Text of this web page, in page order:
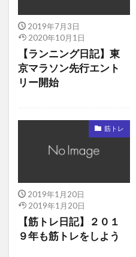
2019年7月3日
2020年10月1日
【ランニング日記】東
京マラソン先行エント
リー開始
筋トレ
2019年1月20日
2019年1月20日
【筋トレ日記】２０１
９年も筋トレをしよう